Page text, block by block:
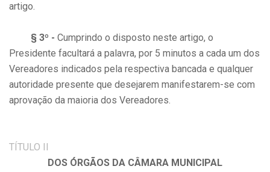
artigo.
§ 3º - Cumprindo o disposto neste artigo, o
Presidente facultará a palavra, por 5 minutos a cada um dos
Vereadores indicados pela respectiva bancada e qualquer
autoridade presente que desejarem manifestarem-se com
aprovação da maioria dos Vereadores.
TÍTULO II
DOS ÓRGÃOS DA CÂMARA MUNICIPAL